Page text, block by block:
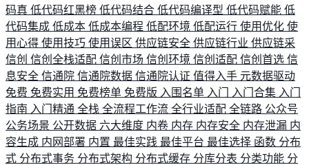
码真 低代码红黑榜 低代码结合 低代码编译型 低代码赋能 低
代码集成 低成本 低成本编程 低配环境 低配运行 使用优化 使
用心得 使用技巧 使用误区 供应链安全 供应链行业 供应链采
信创 信创全栈适配 信创市场 信创环境 信创适配 信创首选 信
息安全 信通院 信通院数据 信通院认证 值得入手 元数据驱动
免费 免费实用 免费榜单 免费版 入围名单 入门 入门合集 入门
指南 入门精通 全栈 全流程工作流 全行业适配 全链路 公众号
公务场景 公开数据 六大维度 内卷 内存 内存安全 内存泄漏 内
容生成 内网部署 内置 最佳实践 最佳平台 最佳选择 函数 分布
式 分布式事务 分布式架构 分布式缓存 分库分表 分类功能 分